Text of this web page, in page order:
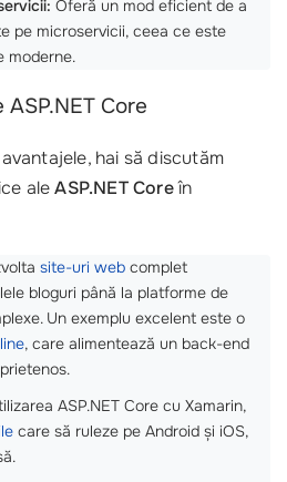
Oferă un mod eficient de a
pe microservicii, ceea ce este
moderne.
Core
hai să discutăm
aleASP.NET Coreîn
site-uri web complet
bloguri până la platforme de
Un exemplu excelent este o
, care alimentează un back-end
ASP.NET Core cu Xamarin,
care să ruleze pe Android și iOS,